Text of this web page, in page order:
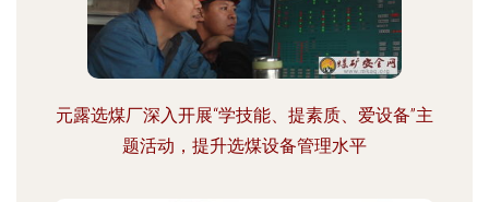
元露选煤厂深入开展“学技能、提素质、爱设备”主
题活动，提升选煤设备管理水平